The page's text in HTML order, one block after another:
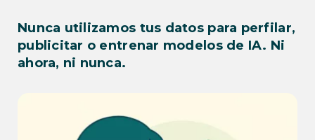
Nunca utilizamos tus datos para perfilar,
publicitar o entrenar modelos de IA. Ni
ahora, ni nunca.